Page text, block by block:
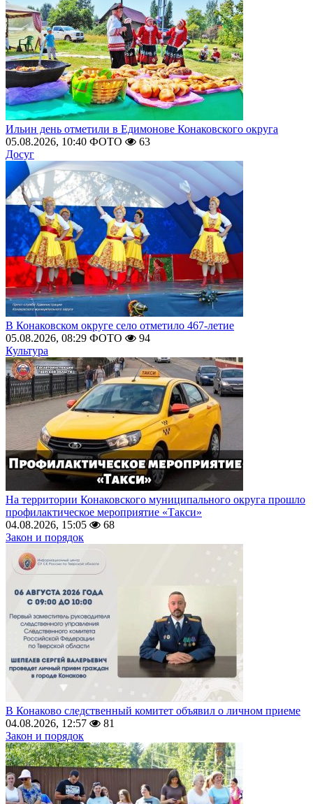
Ильин день отметили в Едимонове Конаковского округа
05.08.2026, 10:40 ФОТО
63
Досуг
В Конаковском округе село отметило 467-летие
05.08.2026, 08:29 ФОТО
94
Культура
На территории Конаковского муниципального округа прошло
профилактическое мероприятие «Такси»
04.08.2026, 15:05
68
Закон и порядок
В Конаково следственный комитет объявил о личном приеме
04.08.2026, 12:57
81
Закон и порядок